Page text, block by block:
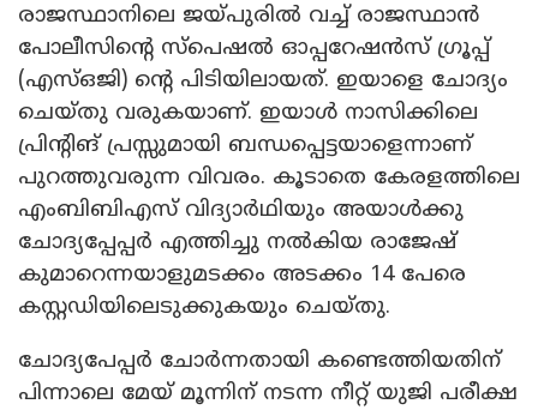
രാജസ്ഥാനിലെ ജയ്പുരിൽ വച്ച് രാജസ്ഥാൻ
പോലീസിന്റെ സ്പെഷൽ ഓപ്പറേഷൻസ് ഗ്രൂപ്പ്
(എസ്ഒജി) ന്റെ പിടിയിലായത്. ഇയാളെ ചോദ്യം
ചെയ്തു വരുകയാണ്. ഇയാൾ നാസിക്കിലെ
പ്രിന്റിങ് പ്രസ്സുമായി ബന്ധപ്പെട്ടയാളെന്നാണ്
പുറത്തുവരുന്ന വിവരം. കൂടാതെ കേരളത്തിലെ
എംബിബിഎസ് വിദ്യാർഥിയും അയാൾക്കു
ചോദ്യപ്പേപ്പർ എത്തിച്ചു നൽകിയ രാജേഷ്
കുമാറെന്നയാളുമടക്കം അടക്കം 14 പേരെ
കസ്റ്റഡിയിലെടുക്കുകയും ചെയ്തു.
ചോദ്യപേപ്പർ ചോർന്നതായി കണ്ടെത്തിയതിന്
പിന്നാലെ മേയ് മൂന്നിന് നടന്ന നീറ്റ് യുജി പരീക്ഷ